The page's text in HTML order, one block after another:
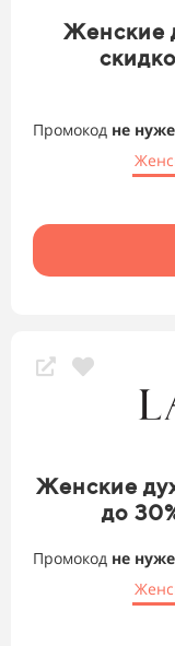
Женские
Промокод не
Женские
до
Промокод не